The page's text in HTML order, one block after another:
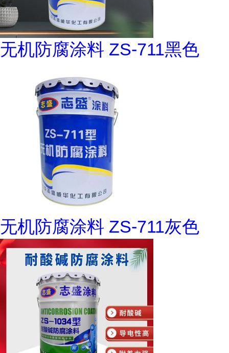
无机防腐涂料 ZS-711黑色
无机防腐涂料 ZS-711灰色